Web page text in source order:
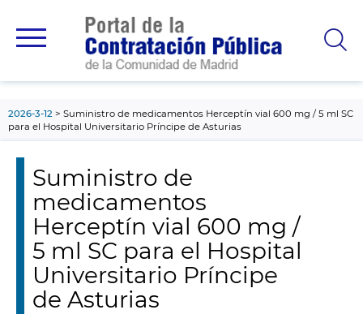
principal
2026-3-12
Suministro de medicamentos Herceptín vial 600 mg / 5 ml SC
para el Hospital Universitario Príncipe de Asturias
Suministro de
medicamentos
Herceptín vial 600 mg /
5 ml SC para el Hospital
Universitario Príncipe
de Asturias